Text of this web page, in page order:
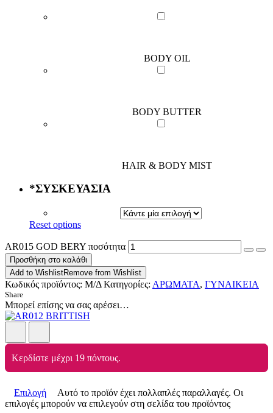
BODY OIL
BODY BUTTER
HAIR & BODY MIST
*ΣΥΣΚΕΥΑΣΙΑ
Reset options
AR015 GOD BERY ποσότητα
Προσθήκη στο καλάθι
Add to WishlistRemove from Wishlist
Κωδικός προϊόντος: Μ/Δ Κατηγορίες: ΑΡΩΜΑΤΑ, ΓΥΝΑΙΚΕΙΑ
Share
Μπορεί επίσης να σας αρέσει…
Κερδίστε μέχρι 19 πόντους.
Επιλογή
Αυτό το προϊόν έχει πολλαπλές παραλλαγές. Οι
επιλογές μπορούν να επιλεγούν στη σελίδα του προϊόντος